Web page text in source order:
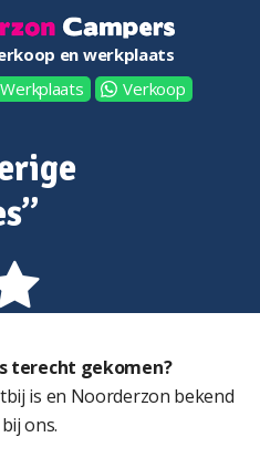
en werkplaats
Werkplaats Verkoop
terecht gekomen?
is en Noorderzon bekend
ons.